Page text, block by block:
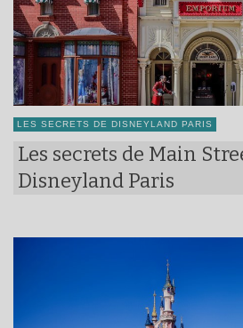
LES SECRETS DE DISNEYLAND PARIS
Les secrets de Main
Disneyland Paris